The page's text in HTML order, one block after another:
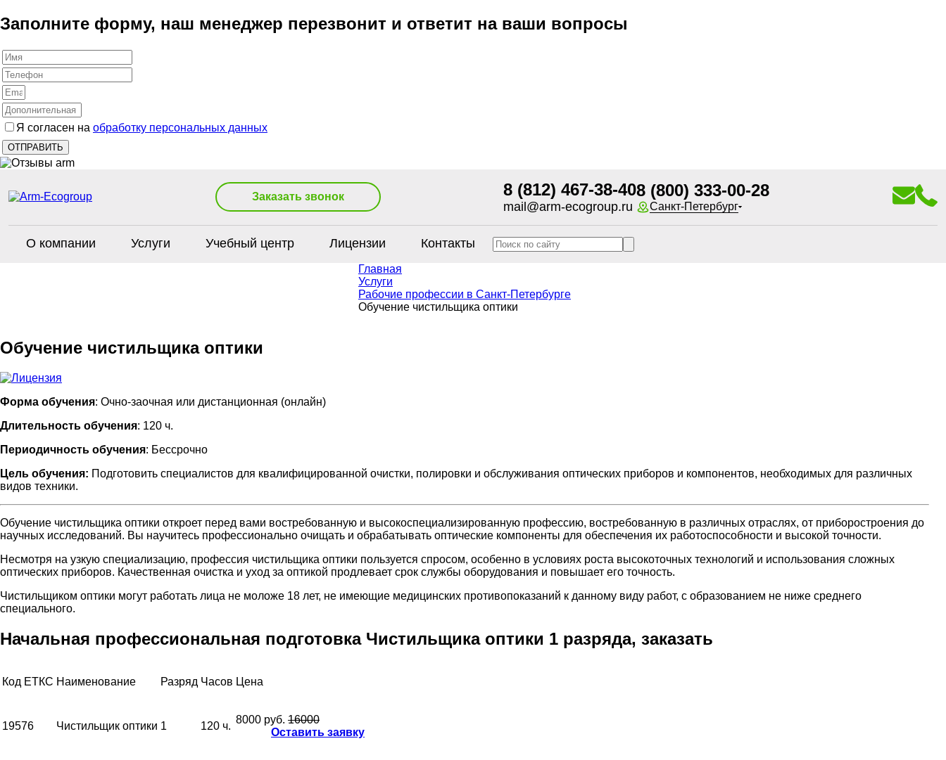
Заполните форму, наш менеджер перезвонит и ответит на ваши вопросы
Я согласен на обработку персональных данных
Заказать звонок 8 (812) 467-38-40
mail@arm-ecogroup.ru
8 (800) 333-00-28
Санкт-Петербург
О компании Услуги Учебный центр Лицензии Контакты
Главная
Услуги
Рабочие профессии в Санкт-Петербурге
Обучение чистильщика оптики
Обучение чистильщика оптики
Форма обучения: Очно-заочная или дистанционная (онлайн)
Длительность обучения: 120 ч.
Периодичность обучения: Бессрочно
Цель обучения: Подготовить специалистов для квалифицированной очистки, полировки и обслуживания оптических приборов и компонентов, необходимых для различных
видов техники.
Обучение чистильщика оптики откроет перед вами востребованную и высокоспециализированную профессию, востребованную в различных отраслях, от приборостроения до
научных исследований. Вы научитесь профессионально очищать и обрабатывать оптические компоненты для обеспечения их работоспособности и высокой точности.
Несмотря на узкую специализацию, профессия чистильщика оптики пользуется спросом, особенно в условиях роста высокоточных технологий и использования сложных
оптических приборов. Качественная очистка и уход за оптикой продлевает срок службы оборудования и повышает его точность.
Чистильщиком оптики могут работать лица не моложе 18 лет, не имеющие медицинских противопоказаний к данному виду работ, с образованием не ниже среднего
специального.
Начальная профессиональная подготовка Чистильщика оптики 1 разряда, заказать
Код ЕТКС Наименование Разряд Часов Цена
19576 Чистильщик оптики 1 120 ч.
8000 руб. 16000
Оставить заявку